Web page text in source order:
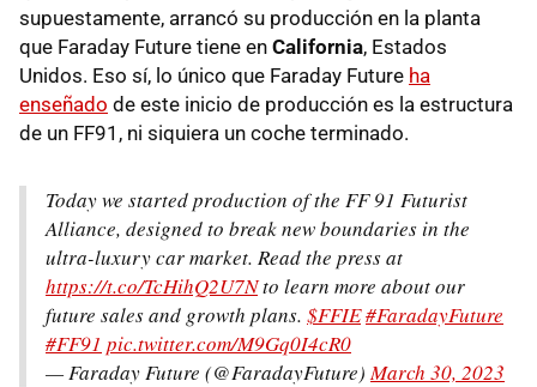
supuestamente, arrancó su producción en la planta
que Faraday Future tiene en California, Estados
Unidos. Eso sí, lo único que Faraday Future ha
enseñado de este inicio de producción es la estructura
de un FF91, ni siquiera un coche terminado.
Today we started production of the FF 91 Futurist
Alliance, designed to break new boundaries in the
ultra-luxury car market. Read the press at
https://t.co/TcHihQ2U7Nto learn more about our
future sales and growth plans. $FFIE#FaradayFuture
#FF91 pic.twitter.com/M9Gq0I4cR0
— Faraday Future (@FaradayFuture) March 30, 2023